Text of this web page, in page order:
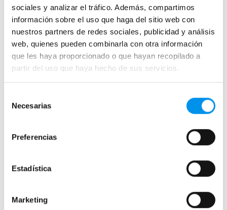
sociales y analizar el tráfico. Además, compartimos
información sobre el uso que haga del sitio web con
nuestros partners de redes sociales, publicidad y análisis
web, quienes pueden combinarla con otra información
que les haya proporcionado o que hayan recopilado a
partir del uso que haya hecho de sus servicios.
Necesarias
Preferencias
Estadística
Marketing
(3)
Ver opciones
(1)
Ver opciones
28%
Frontal (2 fijas + 2 correderas)
Vista rápida
Mampara de ducha Grenada
frontal (3 hojas correderas)